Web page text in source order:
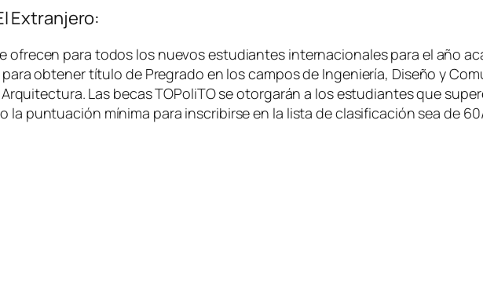
Extranjero:
ofrecen para todos los nuevos estudiantes internacionales para el año
obtener título de Pregrado en los campos de Ingeniería, Diseño y
Las becas TOPoliTO se otorgarán a los estudiantes que
la puntuación mínima para inscribirse en la lista de clasificación sea de